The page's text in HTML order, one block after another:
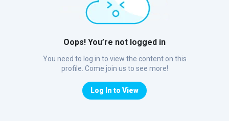
You need to log in to view the content on this
profile. Come join us to see more!